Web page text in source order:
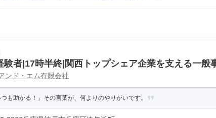
験者|17時半終|関西トップシェア企業を支える一般
ンド・エム有限会社
つも助かる！」その言葉が、何よりのやりがいです。